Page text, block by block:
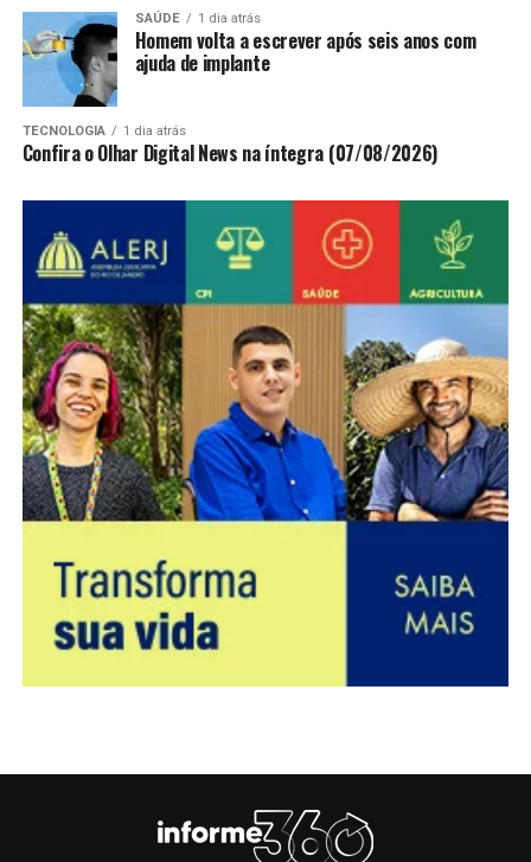
SAÚDE 1 dia atrás
Homem volta a escrever após seis anos com
ajuda de implante
TECNOLOGIA 1 dia atrás
Confira o Olhar Digital News na íntegra (07/08/2026)